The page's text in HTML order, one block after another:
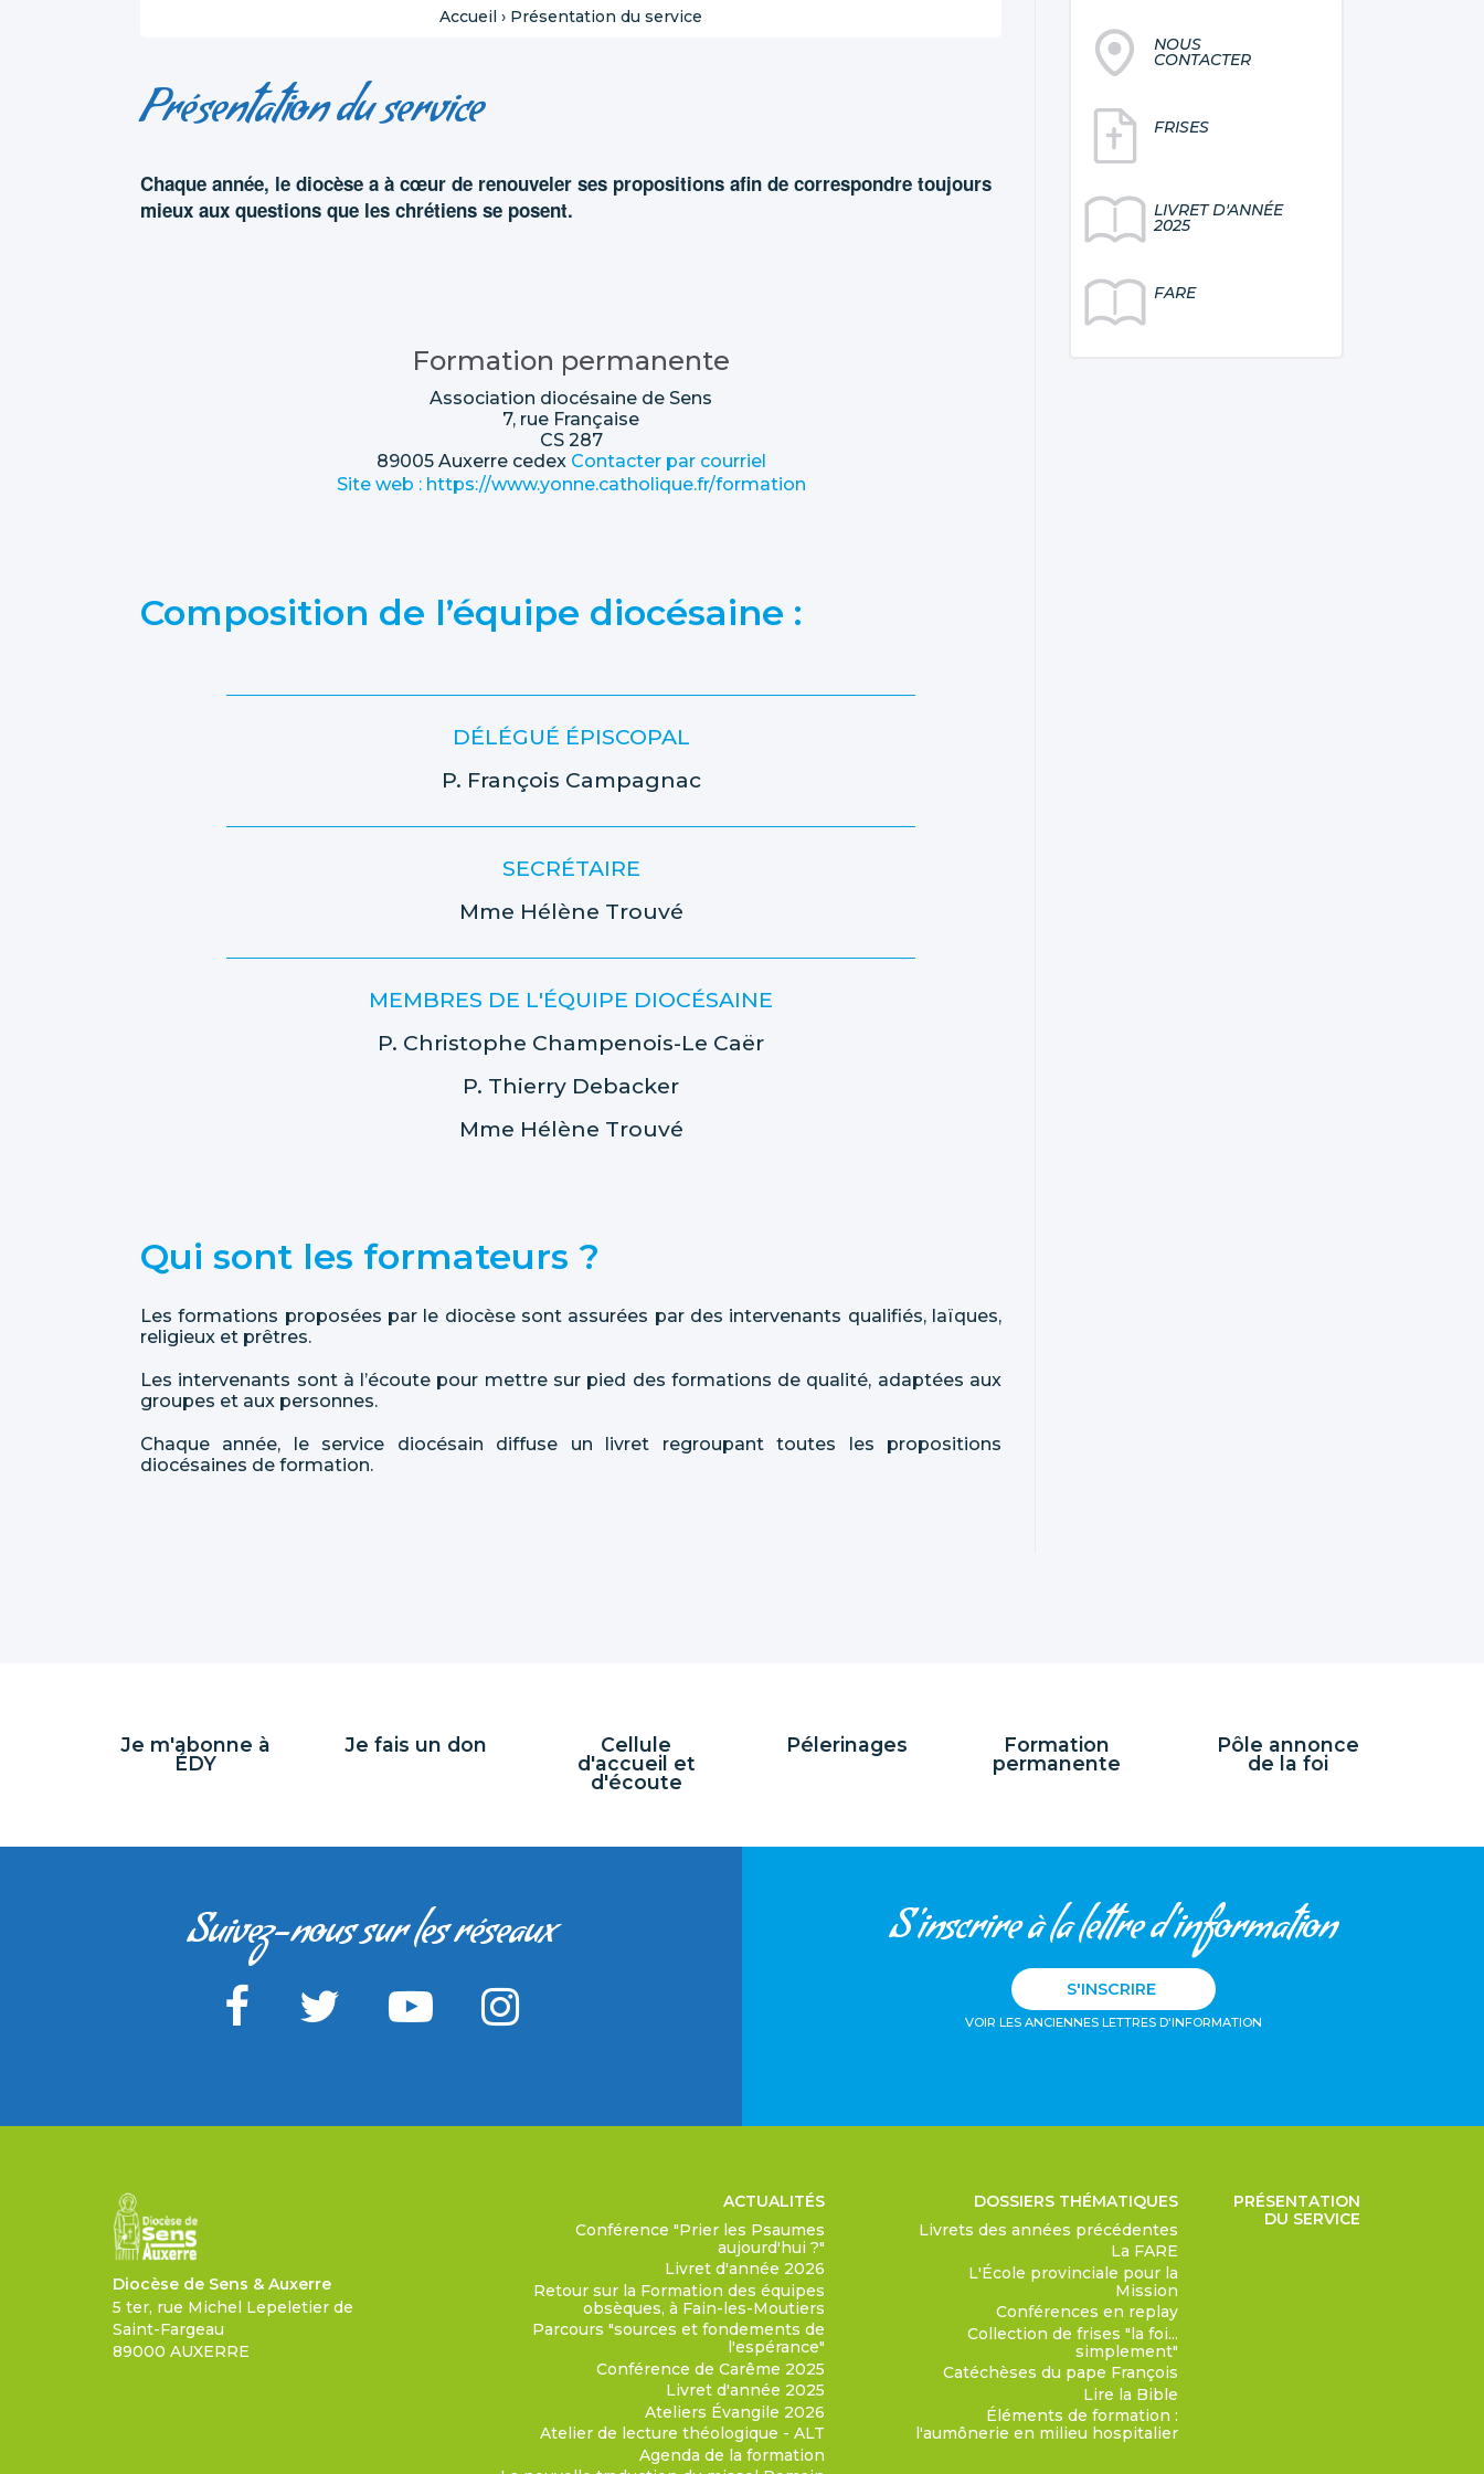
Accueil › Présentation du service
Présentation du service
Chaque année, le diocèse a à cœur de renouveler ses propositions afin de correspondre toujours
mieux aux questions que les chrétiens se posent.
Formation permanente
Association diocésaine de Sens
7, rue Française
CS 287
89005 Auxerre cedex Contacter par courriel
Site web : https://www.yonne.catholique.fr/formation
Composition de l’équipe diocésaine :
DÉLÉGUÉ ÉPISCOPAL
P. François Campagnac
SECRÉTAIRE
Mme Hélène Trouvé
MEMBRES DE L'ÉQUIPE DIOCÉSAINE
P. Christophe Champenois-Le Caër
P. Thierry Debacker
Mme Hélène Trouvé
Qui sont les formateurs ?
Les formations proposées par le diocèse sont assurées par des intervenants qualifiés, laïques,
religieux et prêtres.
Les intervenants sont à l’écoute pour mettre sur pied des formations de qualité, adaptées aux
groupes et aux personnes.
Chaque année, le service diocésain diffuse un livret regroupant toutes les propositions
diocésaines de formation.
NOUS
CONTACTER
FRISES
LIVRET D'ANNÉE
2025
FARE
Je m'abonne à
ÉDY
Je fais un don
Cellule
d'accueil et
d'écoute
Pélerinages
Formation
permanente
Pôle annonce
de la foi
Suivez-nous sur les réseaux S'inscrire à la lettre d'information
S'INSCRIRE
VOIR LES ANCIENNES LETTRES D'INFORMATION
Diocèse de Sens & Auxerre
5 ter, rue Michel Lepeletier de
Saint-Fargeau
89000 AUXERRE
ACTUALITÉS
Conférence "Prier les Psaumes
aujourd'hui ?"
Livret d'année 2026
Retour sur la Formation des équipes
obsèques, à Fain-les-Moutiers
Parcours "sources et fondements de
l'espérance"
Conférence de Carême 2025
Livret d'année 2025
Ateliers Évangile 2026
Atelier de lecture théologique - ALT
Agenda de la formation
DOSSIERS THÉMATIQUES
Livrets des années précédentes
La FARE
L'École provinciale pour la
Mission
Conférences en replay
Collection de frises "la foi...
simplement"
Catéchèses du pape François
Lire la Bible
Éléments de formation :
l'aumônerie en milieu hospitalier
PRÉSENTATION
DU SERVICE